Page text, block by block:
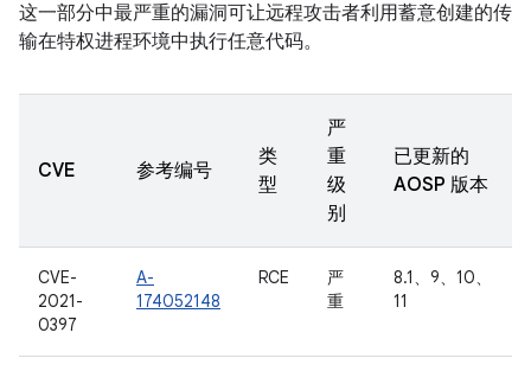
这一部分中最严重的漏洞可让远程攻击者利用蓄意创建的传
输在特权进程环境中执行任意代码。
CVE 参考编号
类
型
严
重
级
别
已更新的
AOSP 版本
CVE-
2021-
0397
A-
174052148
RCE
严
重
8.1、9、10、
11